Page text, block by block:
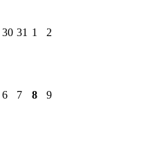
30 31 1 2
6 7 8 9